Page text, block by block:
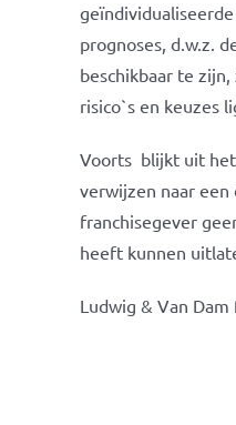
prognoses, d.w.z.
beschikbaar te
risico`s en keuzes
Voorts blijkt uit het
verwijzen naar een
franchisegever
heeft kunnen
Ludwig & Van